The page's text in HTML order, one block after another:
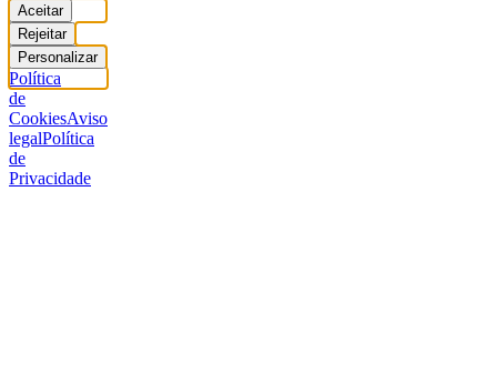
Aceitar
Rejeitar
Personalizar
Política
de
CookiesAviso
legalPolítica
de
Privacidade